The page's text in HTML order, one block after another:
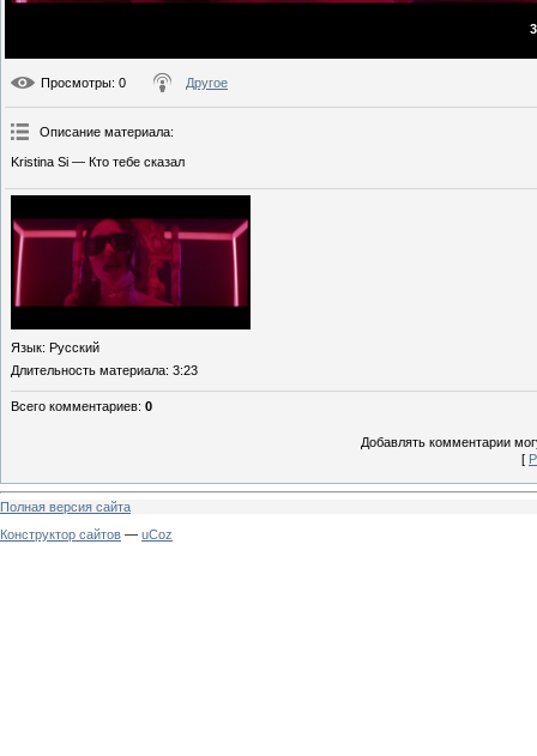
Просмотры: 0 Другое
Описание материала:
Kristina Si — Кто тебе сказал
Язык: Русский
Длительность материала: 3:23
Всего комментариев: 0
Добавлять комментарии
[
Полная версия сайта
Конструктор сайтов — uCoz